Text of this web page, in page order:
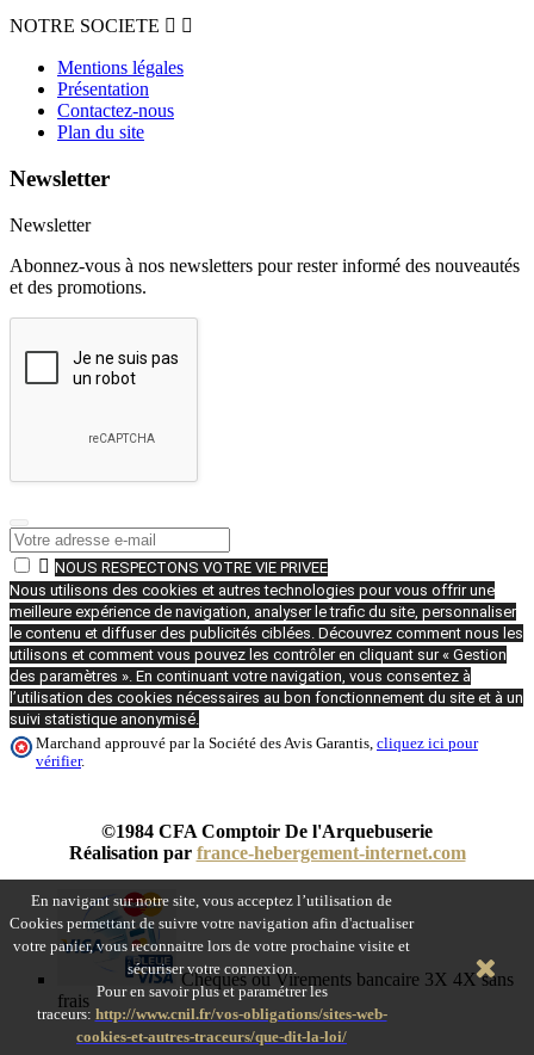
En navigant sur notre site, vous acceptez l’utilisation de
Cookies permettant de suivre votre navigation afin d'actualiser
votre panier, vous reconnaitre lors de votre prochaine visite et
sécuriser votre connexion.
Pour en savoir plus et paramétrer les
traceurs: http://www.cnil.fr/vos-obligations/sites-web-
cookies-et-autres-traceurs/que-dit-la-loi/
NOTRE SOCIETE  
Mentions légales
Présentation
Contactez-nous
Plan du site
Newsletter
Newsletter
Abonnez-vous à nos newsletters pour rester informé des nouveautés
et des promotions.
 NOUS RESPECTONS VOTRE VIE PRIVEE
Nous utilisons des cookies et autres technologies pour vous offrir une
meilleure expérience de navigation, analyser le trafic du site, personnaliser
le contenu et diffuser des publicités ciblées. Découvrez comment nous les
utilisons et comment vous pouvez les contrôler en cliquant sur « Gestion
des paramètres ». En continuant votre navigation, vous consentez à
l’utilisation des cookies nécessaires au bon fonctionnement du site et à un
suivi statistique anonymisé.
Marchand approuvé par la Société des Avis Garantis, cliquez ici pour
vérifier.
©1984 CFA Comptoir De l'Arquebuserie
Réalisation par france-hebergement-internet.com
Chèques ou Virements bancaire 3X 4X sans
frais